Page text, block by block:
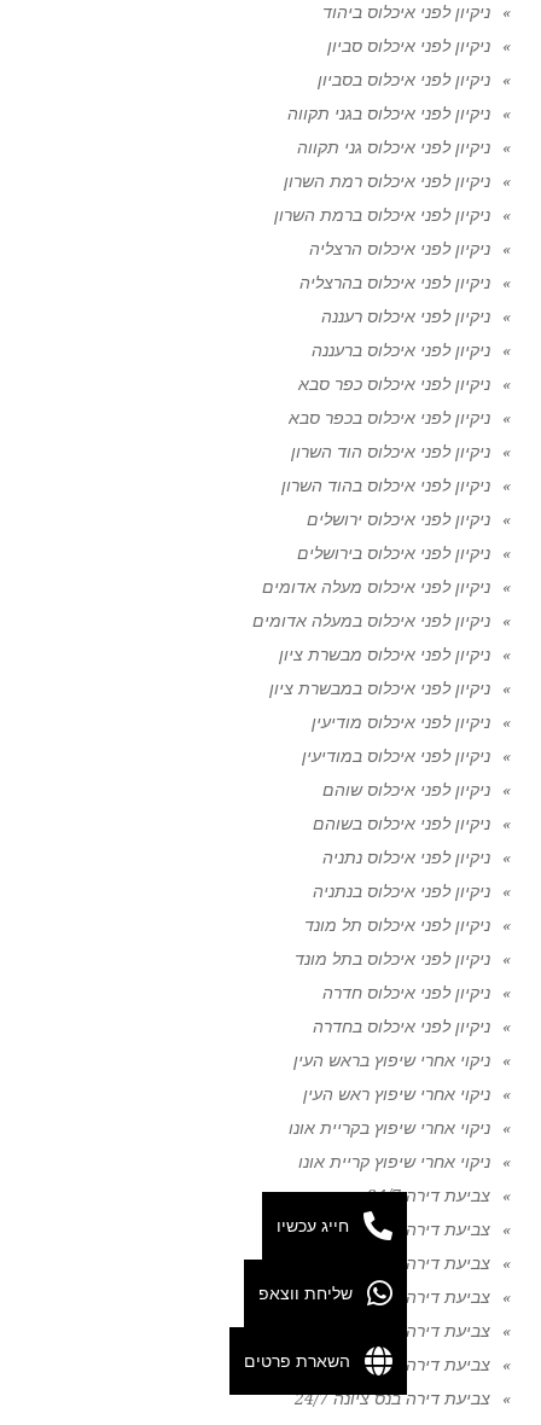
ניקיון לפני איכלוס ביהוד
ניקיון לפני איכלוס סביון
ניקיון לפני איכלוס בסביון
ניקיון לפני איכלוס בגני תקווה
ניקיון לפני איכלוס גני תקווה
ניקיון לפני איכלוס רמת השרון
ניקיון לפני איכלוס ברמת השרון
ניקיון לפני איכלוס הרצליה
ניקיון לפני איכלוס בהרצליה
ניקיון לפני איכלוס רעננה
ניקיון לפני איכלוס ברעננה
ניקיון לפני איכלוס כפר סבא
ניקיון לפני איכלוס בכפר סבא
ניקיון לפני איכלוס הוד השרון
ניקיון לפני איכלוס בהוד השרון
ניקיון לפני איכלוס ירושלים
ניקיון לפני איכלוס בירושלים
ניקיון לפני איכלוס מעלה אדומים
ניקיון לפני איכלוס במעלה אדומים
ניקיון לפני איכלוס מבשרת ציון
ניקיון לפני איכלוס במבשרת ציון
ניקיון לפני איכלוס מודיעין
ניקיון לפני איכלוס במודיעין
ניקיון לפני איכלוס שוהם
ניקיון לפני איכלוס בשוהם
ניקיון לפני איכלוס נתניה
ניקיון לפני איכלוס בנתניה
ניקיון לפני איכלוס תל מונד
ניקיון לפני איכלוס בתל מונד
ניקיון לפני איכלוס חדרה
ניקיון לפני איכלוס בחדרה
ניקוי אחרי שיפוץ בראש העין
ניקוי אחרי שיפוץ ראש העין
ניקוי אחרי שיפוץ בקריית אונו
ניקוי אחרי שיפוץ קריית אונו
צביעת דירה 24/7
צביעת דירה ביפו 24/7
צביעת דירה בתל אביב 24/7
צביעת דירה בחולון 24/7
צביעת דירה בבת ים 24/7
צביעת דירה בראשון לציון 24/7
צביעת דירה בנס ציונה 24/7
חייג עכשיו
שליחת ווצאפ
השארת פרטים